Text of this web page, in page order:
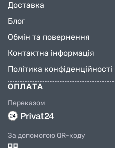
Доставка
Блог
Обмін та повернення
Контактна інформація
Політика конфіденційності
ОПЛАТА
Переказом
За допомогою QR-коду